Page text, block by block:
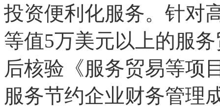
投资便利化服务。针对
等值5万美元以上的服
后核验《服务贸易等项
服务节约企业财务管理